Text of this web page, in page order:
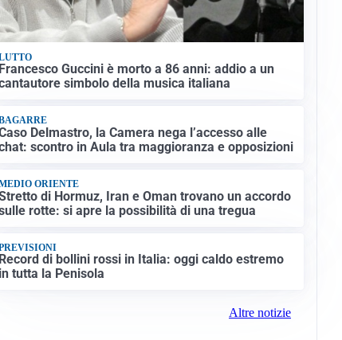
Francesco Guccini è morto a 86 anni: addio a un
simbolo della musica italiana
Delmastro, la Camera nega l’accesso alle
scontro in Aula tra maggioranza e opposizioni
ORIENTE
di Hormuz, Iran e Oman trovano un accordo
rotte: si apre la possibilità di una tregua
Record di bollini rossi in Italia: oggi caldo estremo
in tutta la Penisola
Altre notizie